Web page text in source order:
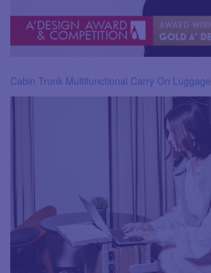
Cabin Trunk Multifunctional Carry On Luggage